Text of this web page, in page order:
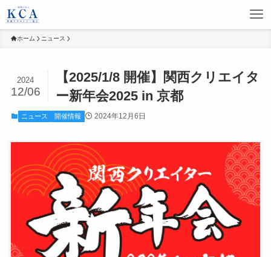
ホーム ニュース
【2025/1/8 開催】関西クリエイタ
ー新年会2025 in 京都
2024
12/06
ニュース 開催情報 2024年12月6日